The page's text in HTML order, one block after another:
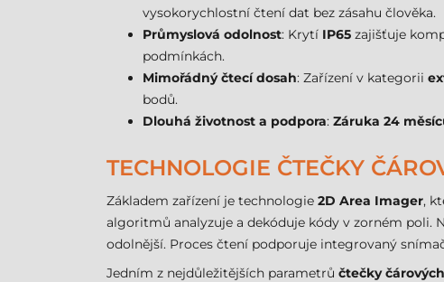
vysokorychlostní čtení dat bez zásahu člověka.
Průmyslová odolnost: Krytí IP65 zajišťuje
podmínkách.
Mimořádný čtecí dosah: Zařízení v kategorii
bodů.
Dlouhá životnost a podpora: Záruka 24
TECHNOLOGIE ČTEČKY
Základem zařízení je technologie 2D Area Imager,
algoritmů analyzuje a dekóduje kódy v zorném poli.
odolnější. Proces čtení podporuje integrovaný
Jedním z nejdůležitějších parametrů čtečky